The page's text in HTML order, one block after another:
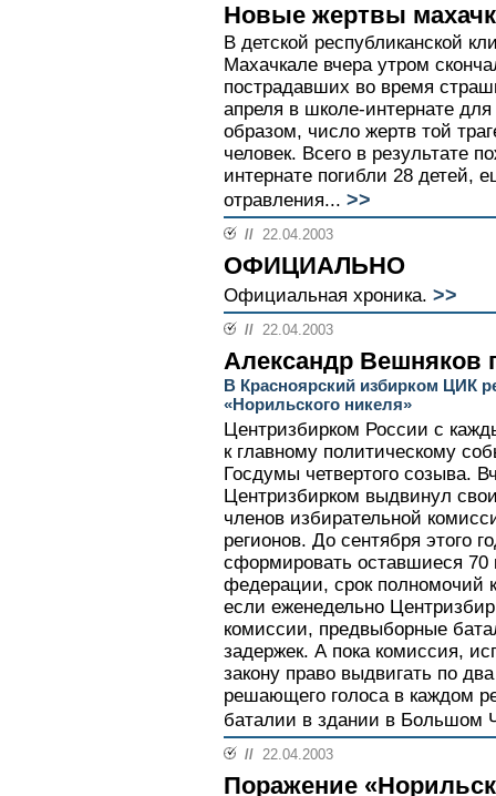
Новые жертвы
В детской республиканской
Махачкале вчера утром
пострадавших во время
апреля в школе-интернате
образом, число жертв той
человек. Всего в результате
интернате погибли 28 детей,
отравления... >>
// 22.04.2003
ОФИЦИАЛЬНО
Официальная хроника. >>
// 22.04.2003
Александр Вешняков
В Красноярский избирком ЦИК
«Норильского никеля»
Центризбирком России с
к главному политическому
Госдумы четвертого созыва.
Центризбирком выдвинул
членов избирательной
регионов. До сентября этого
сформировать оставшиеся 70
федерации, срок полномочий
если еженедельно
комиссии, предвыборные
задержек. А пока комиссия,
закону право выдвигать по
решающего голоса в каждом
баталии в здании в Большом
// 22.04.2003
Поражение